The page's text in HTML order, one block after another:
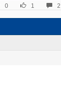
2
1
0